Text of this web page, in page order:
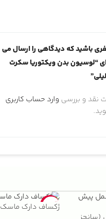
باشید که دیدگاهی را ارسال می
“لوسیون بدن ویکتوریا سکرت
نقد و بررسی وارد حساب کاربری
-22%
ژکساف دارک ماسک